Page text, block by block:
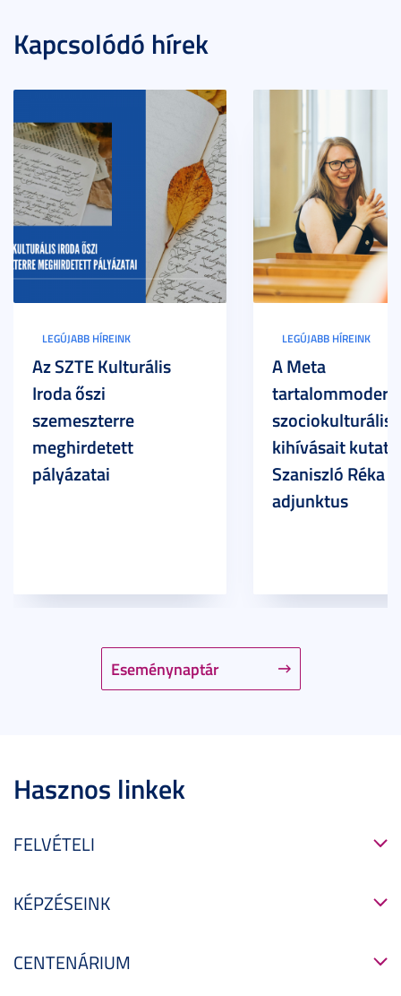
Kapcsolódó hírek
Eseménynaptár
LEGÚJABB HÍREINK
Az SZTE Kulturális
Iroda őszi
szemeszterre
meghirdetett
pályázatai
LEGÚJABB HÍREINK
A Meta
szociokulturális
kihívásait
Szaniszló Réka
adjunktus
Hasznos linkek
FELVÉTELI
KÉPZÉSEINK
CENTENÁRIUM